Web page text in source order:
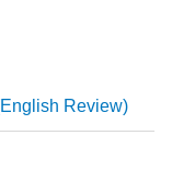
Review)